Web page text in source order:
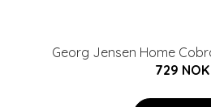
Georg Jensen Home
729 NOK